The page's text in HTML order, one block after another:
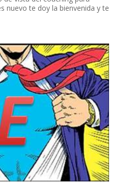
nuevo te doy la bienvenida y te